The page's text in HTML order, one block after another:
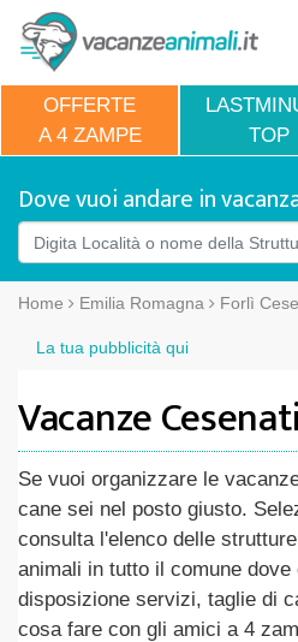
OFFERTE
A 4 ZAMPE
TOP
Dove vuoi andare in
Home Emilia Romagna Forlì
La tua pubblicità qui
Vacanze
Se vuoi organizzare le
cane sei nel posto giusto.
consulta l'elenco delle
animali in tutto il comune dove
disposizione servizi, taglie di
cosa fare con gli amici a 4